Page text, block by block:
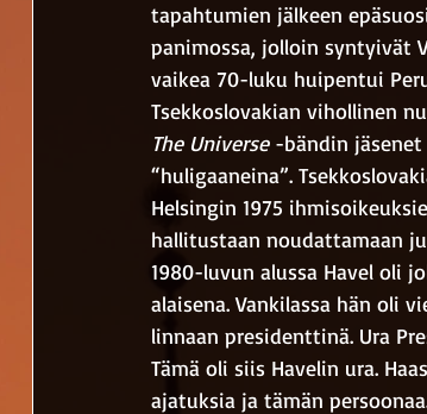
tapahtumien jälkeen
panimossa, jolloin syntyivät
vaikea 70-luku huipentui
Tsekkoslovakian vihollinen
The Universe -bändin jäsenet
“huligaaneina”.
Helsingin 1975
hallitustaan noudattamaan
1980-luvun alussa Havel oli
alaisena. Vankilassa hän oli
linnaan presidenttinä. Ura
Tämä oli siis Havelin ura.
ajatuksia ja tämän